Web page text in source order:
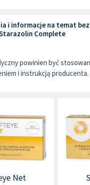
i informacje na temat
Complete
powinien być
i instrukcją producenta.
Net